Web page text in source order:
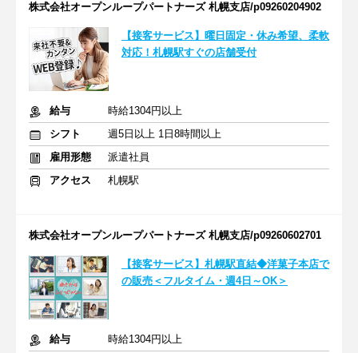
株式会社オープンループパートナーズ 札幌支店/p09260204902
【接客サービス】曜日固定・休み希望、柔軟
対応！札幌駅すぐの店舗受付
給与
時給1304円以上
シフト
週5日以上 1日8時間以上
雇用形態
派遣社員
アクセス
札幌駅
株式会社オープンループパートナーズ 札幌支店/p09260602701
【接客サービス】札幌駅直結◆洋菓子本店で
の販売＜フルタイム・週4日～OK＞
給与
時給1304円以上